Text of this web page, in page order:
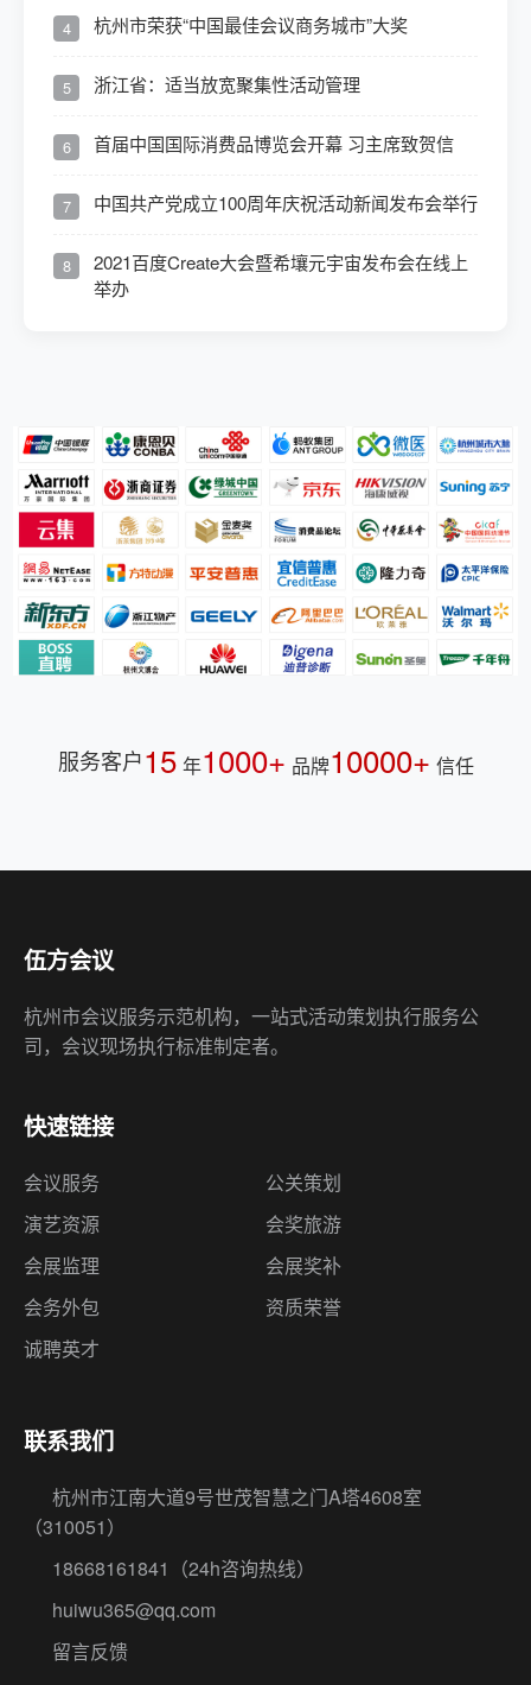
4 杭州市荣获“中国最佳会议商务城市”大奖
5 浙江省：适当放宽聚集性活动管理
6 首届中国国际消费品博览会开幕 习主席致贺信
7 中国共产党成立100周年庆祝活动新闻发布会举行
8
2021百度Create大会暨希壤元宇宙发布会在线上
举办
服务客户15 年1000+ 品牌10000+ 信任
伍方会议
杭州市会议服务示范机构，一站式活动策划执行服务公
司，会议现场执行标准制定者。
快速链接
会议服务
公关策划
演艺资源
会奖旅游
会展监理
会展奖补
会务外包
资质荣誉
诚聘英才
联系我们
杭州市江南大道9号世茂智慧之门A塔4608室
（310051）
18668161841
（24h咨询热线）
huiwu365@qq.com
留言反馈